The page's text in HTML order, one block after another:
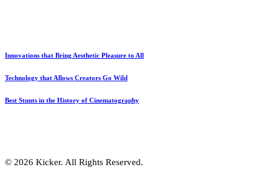
Innovations that Bring Aesthetic Pleasure to All
Technology that Allows Creators Go Wild
Best Stunts in the History of Cinematography
© 2026 Kicker. All Rights Reserved.